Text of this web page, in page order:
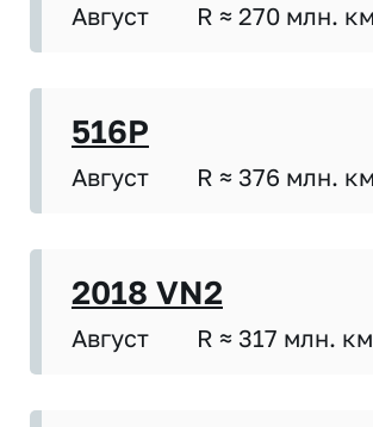
Август R ≈ 270 млн. км
516P
Август R ≈ 376 млн. км
2018 VN2
Август R ≈ 317 млн. км